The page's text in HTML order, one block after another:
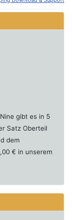
gibt es in 5
Satz Oberteil
dem
€ in unserem